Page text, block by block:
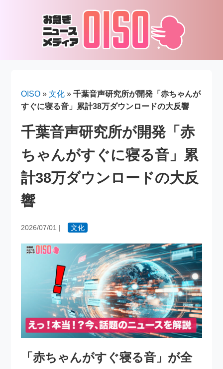
OISO »文化 »千葉音声研究所が開発「赤ちゃんが
すぐに寝る音」累計38万ダウンロードの大反響
千葉音声研究所が開発「赤
ちゃんがすぐに寝る音」累
計38万ダウンロードの大反
響
2026/07/01 | 文化
「赤ちゃんがすぐ寝る音」が全